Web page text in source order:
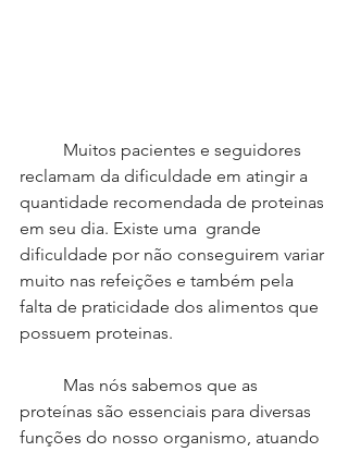
reclamam da dificuldade em atingir a
quantidade recomendada de proteinas
em seu dia. Existe uma  grande
dificuldade por não conseguirem variar
muito nas refeições e também pela
falta de praticidade dos alimentos que
possuem proteinas.
proteínas são essenciais para diversas
funções do nosso organismo, atuando